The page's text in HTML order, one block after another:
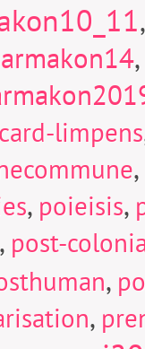
,
limpens
,
, poieisis,
, post-
,
,